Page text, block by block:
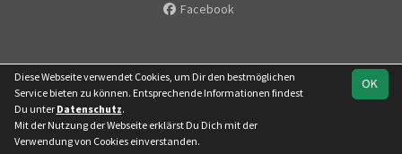
Facebook
OK
Diese Webseite verwendet Cookies, um Dir den bestmöglichen
Service bieten zu können. Entsprechende Informationen findest
Du unter Datenschutz.
Mit der Nutzung der Webseite erklärst Du Dich mit der
Verwendung von Cookies einverstanden.